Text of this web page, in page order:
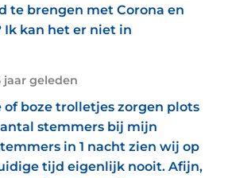
te brengen met Corona en
kan het er niet in
jaar geleden
of boze trolletjes zorgen plots
stemmers bij mijn
in 1 nacht zien wij op
tijd eigenlijk nooit. Afijn,